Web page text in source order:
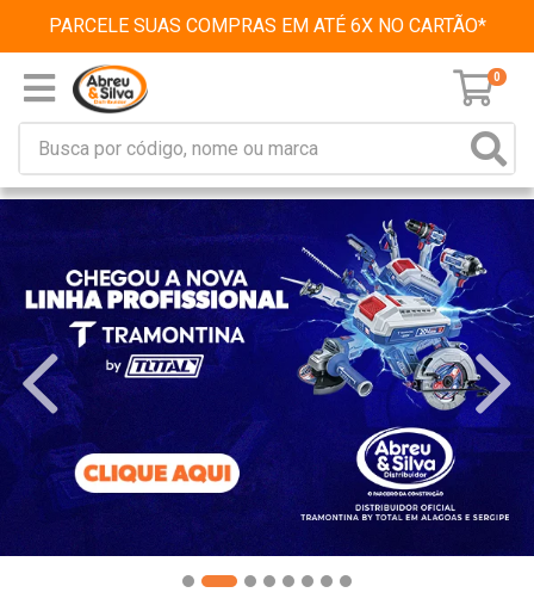
PARCELE SUAS COMPRAS EM ATÉ 6X NO CARTÃO*
0